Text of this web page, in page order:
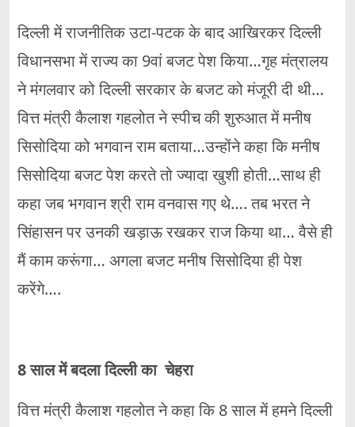
दिल्ली में राजनीतिक उटा-पटक के बाद आखिरकर दिल्ली
विधानसभा में राज्य का 9वां बजट पेश किया…गृह मंत्रालय
ने मंगलवार को दिल्ली सरकार के बजट को मंजूरी दी थी…
वित्त मंत्री कैलाश गहलोत ने स्पीच की शुरुआत में मनीष
सिसोदिया को भगवान राम बताया…उन्होंने कहा कि मनीष
सिसोदिया बजट पेश करते तो ज्यादा खुशी होती…साथ ही
कहा जब भगवान श्री राम वनवास गए थे…. तब भरत ने
सिंहासन पर उनकी खड़ाऊ रखकर राज किया था… वैसे ही
मैं काम करूंगा… अगला बजट मनीष सिसोदिया ही पेश
करेंगे….
8 साल में बदला दिल्ली का चेहरा
वित्त मंत्री कैलाश गहलोत ने कहा कि 8 साल में हमने दिल्ली